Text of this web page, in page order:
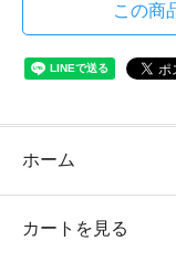
この商
ホーム
カートを見る